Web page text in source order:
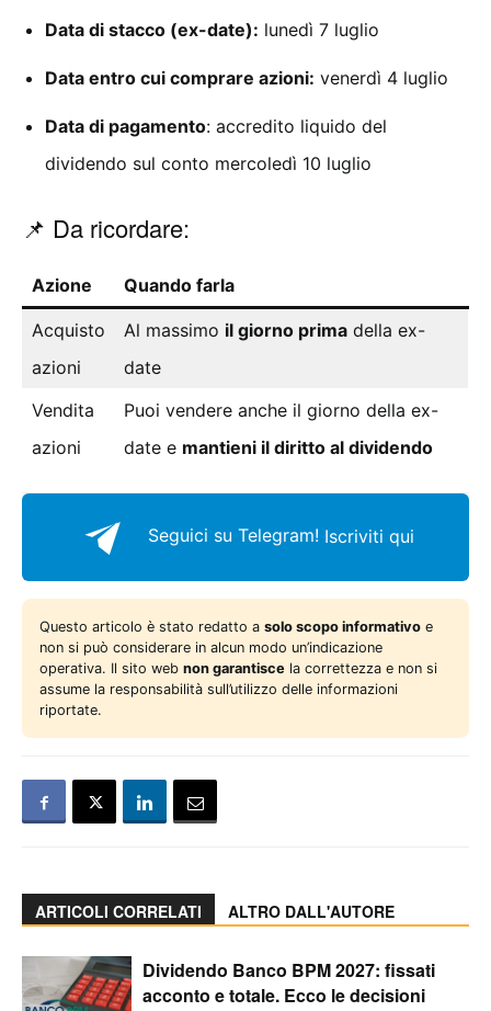
Data di stacco (ex-date): lunedì 7 luglio
Data entro cui comprare azioni: venerdì 4 luglio
Data di pagamento: accredito liquido del
dividendo sul conto mercoledì 10 luglio
📌 Da ricordare:
Azione Quando farla
Acquisto
azioni
Al massimo il giorno prima della ex-
date
Vendita
azioni
Puoi vendere anche il giorno della ex-
date e mantieni il diritto al dividendo
Seguici su Telegram! Iscriviti qui
Questo articolo è stato redatto a solo scopo informativo e
non si può considerare in alcun modo un’indicazione
operativa. Il sito web non garantisce la correttezza e non si
assume la responsabilità sull’utilizzo delle informazioni
riportate.
ARTICOLI CORRELATI ALTRO DALL'AUTORE
Dividendo Banco BPM 2027: fissati
acconto e totale. Ecco le decisioni